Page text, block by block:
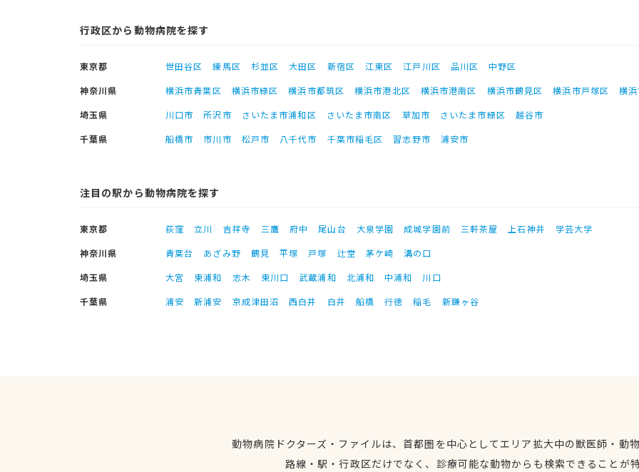
行政区から動物病院を探す
東京都 世田谷区 練馬区 杉並区 大田区 新宿区 江東区 江戸川区 品川区
中野区
神奈川県
横浜市青葉区 横浜市緑区 横浜市都筑区 横浜市港北区 横浜市港南区 横浜市鶴見区 横浜市戸塚区
横
埼玉県
川口市 所沢市 さいたま市浦和区 さいたま市南区 草加市 さいたま市緑区
越谷市
千葉県
船橋市 市川市 松戸市 八千代市 千葉市稲毛区 習志野市 浦安市
注目の駅から動物病院を探す
東京都 荻窪 立川 吉祥寺 三鷹 府中 尾山台 大泉学園 成城学園前 三軒茶屋 上石神井
学芸大学
神奈川県
青葉台 あざみ野 鶴見 平塚 戸塚 辻堂 茅ケ崎
溝の口
埼玉県
大宮 東浦和 志木 東川口 武蔵浦和 北浦和 中浦和
川口
千葉県
浦安 新浦安 京成津田沼 西白井 白井 船橋 行徳 稲毛 新鎌ヶ谷
動物病院ドクターズ・ファイルは、首都圏を中心としてエリア拡大中の獣医師・動
路線・駅・行政区だけでなく、診療可能な動物からも検索できることが